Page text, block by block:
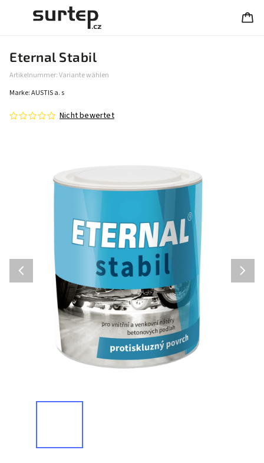
Eternal Stabil
Artikelnummer:Variante wählen
Nicht bewertet
Marke:AUSTIS a. s